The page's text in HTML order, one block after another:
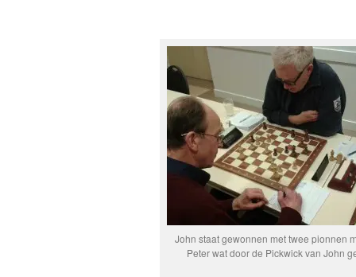
John staat gewonnen met twee pionnen
Peter wat door de Pickwick van John